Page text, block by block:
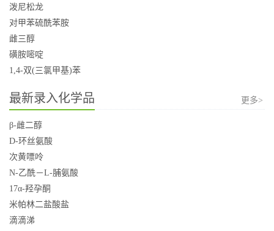
泼尼松龙
对甲苯硫酰苯胺
雌三醇
磺胺嘧啶
1,4-双(三氯甲基)苯
最新录入化学品 更多>
β-雌二醇
D-环丝氨酸
次黄嘌呤
N-乙酰－L-脯氨酸
17α-羟孕酮
米帕林二盐酸盐
滴滴涕